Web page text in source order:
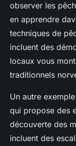
observer les
en apprendre
techniques de
incluent des
locaux vous
traditionnels
Un autre
qui propose des
découverte des
incluent des